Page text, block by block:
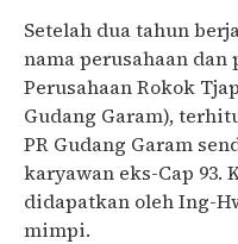
Setelah dua tahun
nama perusahaan
Perusahaan Rokok
Gudang Garam),
PR Gudang Garam
karyawan eks-Cap 93.
didapatkan oleh Ing-
mimpi.